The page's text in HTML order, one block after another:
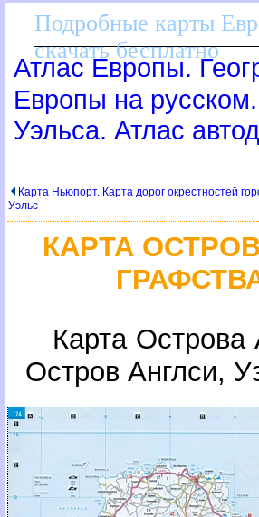
Подробные карты
скачать бесплатно
Атлас Европы.
Европы на
Уэльса. Атлас
Карта Ньюпорт. Карта дорог окрестностей
Уэльс
КАРТА
Карта Острова
Остров Англси,